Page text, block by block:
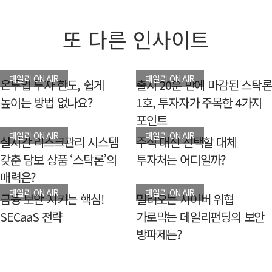
또 다른 인사이트
데일리 ON AIR
온투업 투자 한도, 쉽게
높이는 방법 없나요?
데일리 ON AIR
출시 20분 만에 마감된 스탁론
1호, 투자자가 주목한 4가지
포인트
데일리 ON AIR
실시간 리스크관리 시스템
갖춘 담보 상품 ‘스탁론’의
매력은?
데일리 ON AIR
주식 대신 선택할 대체
투자처는 어디일까?
데일리 ON AIR
금융 보안 지키는 핵심!
SECaaS 전략
데일리 ON AIR
밀려오는 사이버 위협
가로막는 데일리펀딩의 보안
방파제는?